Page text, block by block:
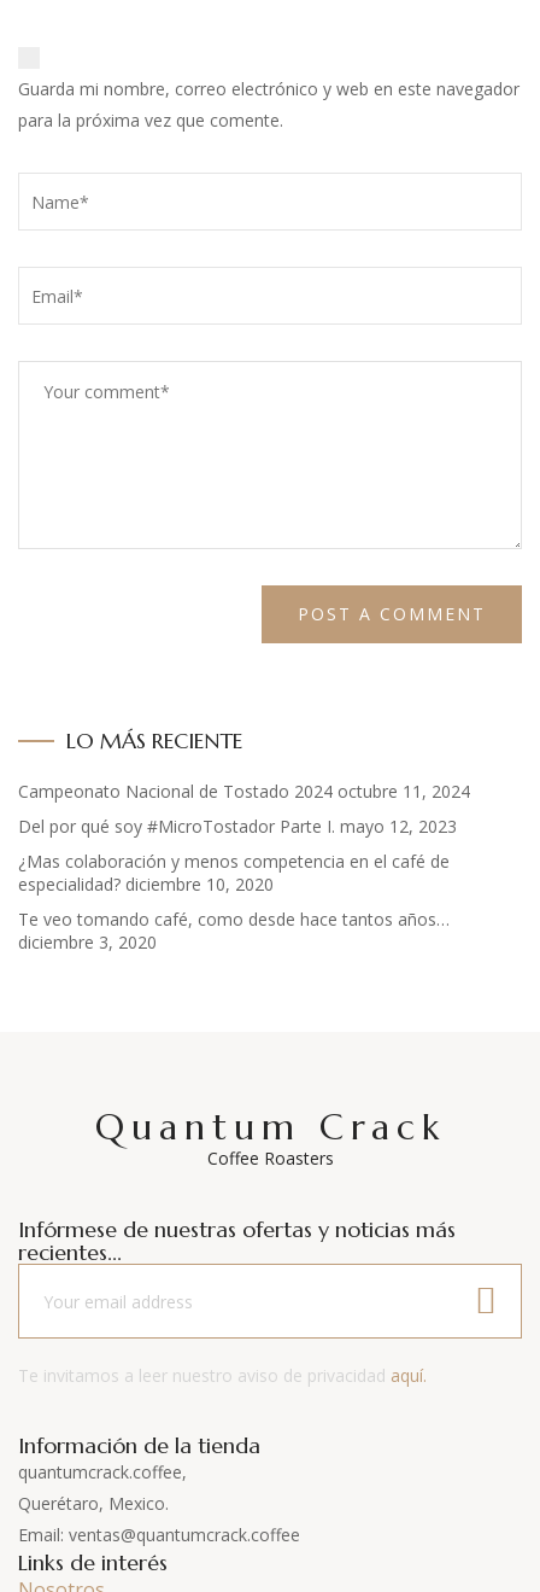
Guarda mi nombre, correo electrónico y web en este navegador
para la próxima vez que comente.
LO MÁS RECIENTE
Campeonato Nacional de Tostado 2024 octubre 11, 2024
Del por qué soy #MicroTostador Parte I. mayo 12, 2023
¿Mas colaboración y menos competencia en el café de
especialidad? diciembre 10, 2020
Te veo tomando café, como desde hace tantos años…
diciembre 3, 2020
Quantum Crack
Coffee Roasters
Infórmese de nuestras ofertas y noticias más
recientes...
Te invitamos a leer nuestro aviso de privacidad aquí.
Información de la tienda
quantumcrack.coffee,
Querétaro, Mexico.
Email: ventas@quantumcrack.coffee
Links de interés